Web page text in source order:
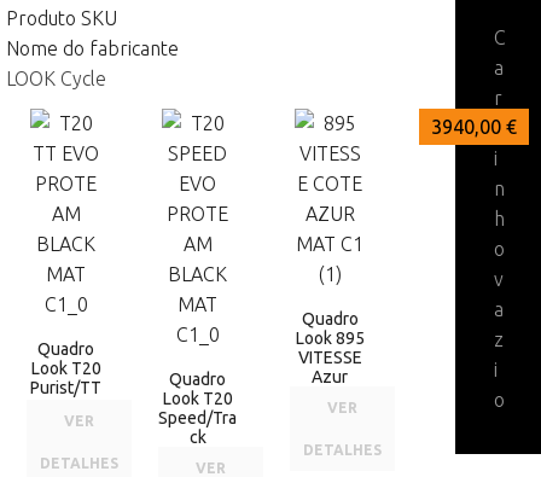
Produto SKU
Nome do fabricante
LOOK Cycle
7849,00 €
Quadro
Look T20
Purist/TT
VER
DETALHES
7249,00 €
Quadro
Look T20
Speed/Tra
ck
VER
3940,00 €
Quadro
Look 895
VITESSE
Azur
VER
DETALHES
C
a
r
r
i
n
h
o
v
a
z
i
o